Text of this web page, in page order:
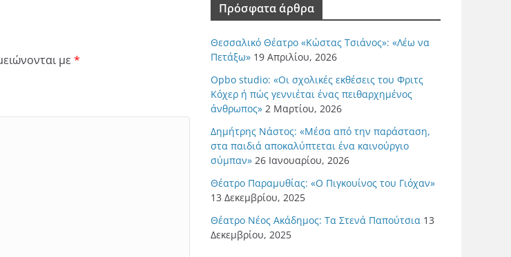
με *
Πρόσφατα άρθρα
Θεσσαλικό Θέατρο «Κώστας Τσιάνος»: «Λέω να
Πετάξω» 19 Απριλίου, 2026
Opbo studio: «Οι σχολικές εκθέσεις του Φριτς
Κόχερ ή πώς γεννιέται ένας πειθαρχημένος
άνθρωπος» 2 Μαρτίου, 2026
Δημήτρης Νάστος: «Μέσα από την παράσταση,
στα παιδιά αποκαλύπτεται ένα καινούργιο
σύμπαν» 26 Ιανουαρίου, 2026
Θέατρο Παραμυθίας: «Ο Πιγκουίνος του Γιόχαν»
13 Δεκεμβρίου, 2025
Θέατρο Νέος Ακάδημος: Τα Στενά Παπούτσια 13
Δεκεμβρίου, 2025